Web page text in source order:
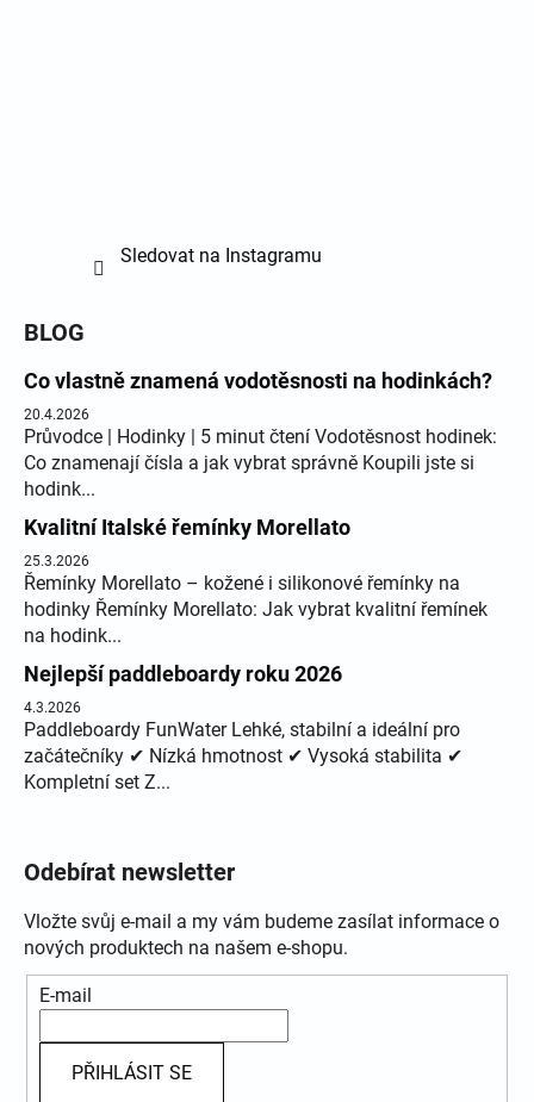
Sledovat na Instagramu
BLOG
Co vlastně znamená vodotěsnosti na hodinkách?
20.4.2026
Průvodce | Hodinky | 5 minut čtení Vodotěsnost hodinek:
Co znamenají čísla a jak vybrat správně Koupili jste si
hodink...
Kvalitní Italské řemínky Morellato
25.3.2026
Řemínky Morellato – kožené i silikonové řemínky na
hodinky Řemínky Morellato: Jak vybrat kvalitní řemínek
na hodink...
Nejlepší paddleboardy roku 2026
4.3.2026
Paddleboardy FunWater Lehké, stabilní a ideální pro
začátečníky ✔ Nízká hmotnost ✔ Vysoká stabilita ✔
Kompletní set Z...
Odebírat newsletter
Vložte svůj e-mail a my vám budeme zasílat informace o
nových produktech na našem e-shopu.
E-mail
PŘIHLÁSIT SE